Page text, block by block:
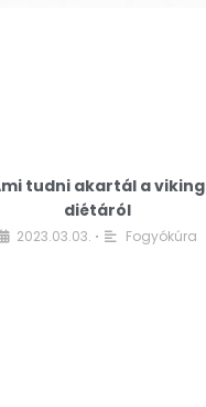
tudni akartál a viking
diétáról
2023.03.03. • Fogyókúra